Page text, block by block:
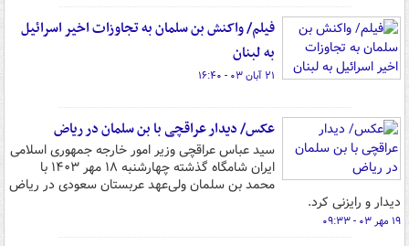
فیلم/ واکنش بن سلمان به تجاوزات اخیر اسرائیل
به لبنان
۲۱ آبان ۰۳ - ۱۶:۴۰
عکس/ دیدار عراقچی با بن سلمان در ریاض
سید عباس عراقچی وزیر امور خارجه جمهوری اسلامی
ایران شامگاه گذشته چهارشنبه ۱۸ مهر ۱۴۰۳ با
محمد بن سلمان ولی‌عهد عربستان سعودی در ریاض
دیدار و رایزنی کرد.
۱۹ مهر ۰۳ - ۰۹:۳۳